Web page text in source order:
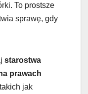
To prostsze
sprawę, gdy
starostwa
prawach
jak